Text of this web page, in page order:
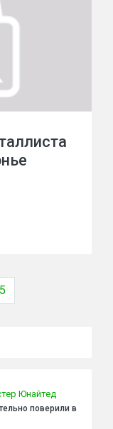
5
Юнайтед
поверили в